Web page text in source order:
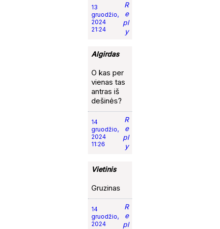
13
gruodžio,
2024
21:24
R
e
pl
y
Algirdas
O kas per
vienas tas
antras iš
dešinės?
14
gruodžio,
2024
11:26
R
e
pl
y
Vietinis
Gruzinas
14
gruodžio,
2024
R
e
pl